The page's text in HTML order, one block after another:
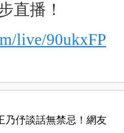
直播！
live/90ukxFP
乃伃談話無禁忌！網友